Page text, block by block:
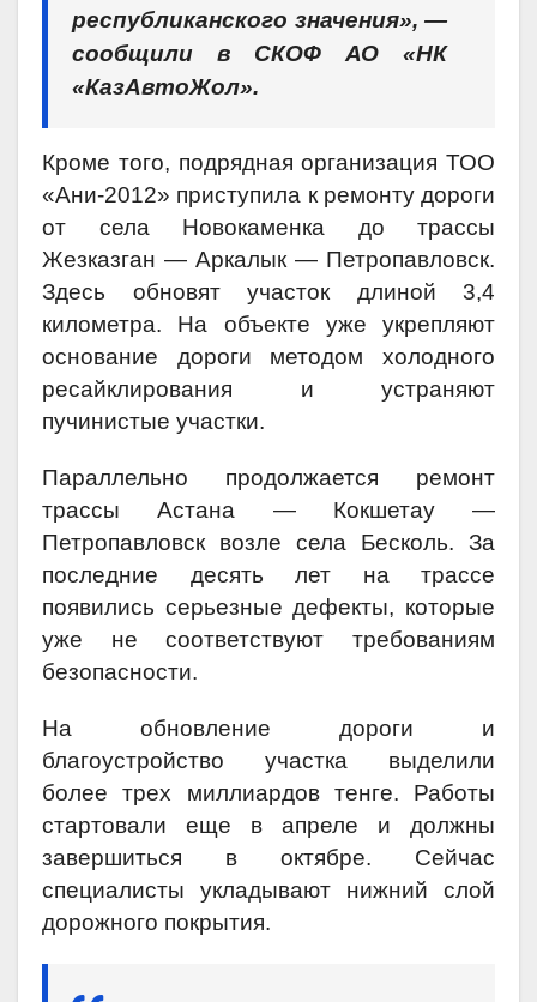
республиканского значения», —
сообщили в СКОФ АО «НК
«КазАвтоЖол».
Кроме того, подрядная организация ТОО
«Ани-2012» приступила к ремонту дороги
от села Новокаменка до трассы
Жезказган — Аркалык — Петропавловск.
Здесь обновят участок длиной 3,4
километра. На объекте уже укрепляют
основание дороги методом холодного
ресайклирования и устраняют
пучинистые участки.
Параллельно продолжается ремонт
трассы Астана — Кокшетау —
Петропавловск возле села Бесколь. За
последние десять лет на трассе
появились серьезные дефекты, которые
уже не соответствуют требованиям
безопасности.
На обновление дороги и
благоустройство участка выделили
более трех миллиардов тенге. Работы
стартовали еще в апреле и должны
завершиться в октябре. Сейчас
специалисты укладывают нижний слой
дорожного покрытия.